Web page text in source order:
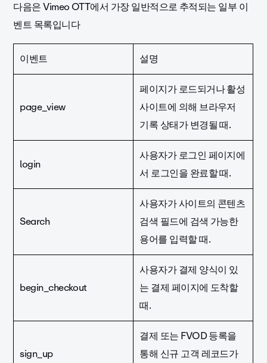
다음은 Vimeo OTT에서 가장 일반적으로 추적되는 일부 이
벤트 목록입니다
이벤트 설명
page_view
페이지가 로드되거나 활성
사이트에 의해 브라우저
기록 상태가 변경될 때.
login
사용자가 로그인 페이지에
서 로그인을 완료할 때.
Search
사용자가 사이트의 콘텐츠
검색 필드에 검색 가능한
용어를 입력할 때.
begin_checkout
사용자가 결제 양식이 있
는 결제 페이지에 도착할
때.
sign_up
결제 또는 FVOD 등록을
통해 신규 고객 레코드가